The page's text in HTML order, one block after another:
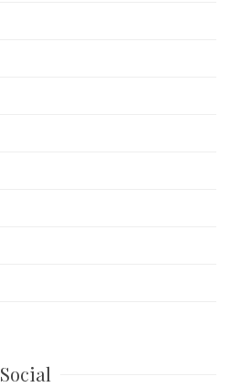
Social